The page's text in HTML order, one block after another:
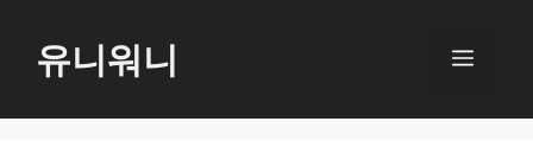
로
유니워니 메